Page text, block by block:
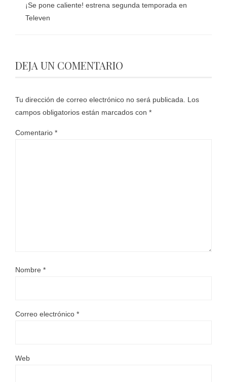
¡Se pone caliente! estrena segunda temporada en
Televen
DEJA UN COMENTARIO
Tu dirección de correo electrónico no será publicada.
Los
campos obligatorios están marcados con *
Comentario *
Nombre *
Correo electrónico *
Web